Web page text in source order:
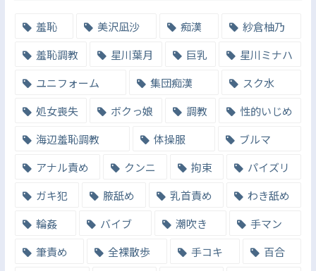
羞恥 美沢凪沙 痴漢
紗倉柚乃
羞恥調教
星川葉月 巨乳
星川ミナハ
ユニフォーム
集団痴漢
スク水
処女喪失
ボクっ娘 調教
性的いじめ
海辺羞恥調教
体操服
ブルマ
アナル責め
クンニ 拘束
パイズリ
ガキ犯
腋舐め 乳首責め
わき舐め
輪姦
バイブ 潮吹き
手マン
筆責め
全裸散歩 手コキ
百合